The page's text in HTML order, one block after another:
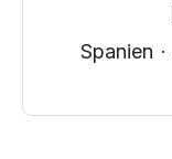
Spanien ·